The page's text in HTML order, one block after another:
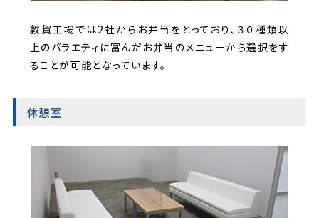
敦賀工場では2社からお弁当をとっており、３０種類以
上のバラエティに富んだお弁当のメニューから選択をす
ることが可能となっています。
休憩室